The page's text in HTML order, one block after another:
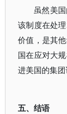
虽然美
该制度在处
价值，是其
国在应对大
进美国的集团
五、结语